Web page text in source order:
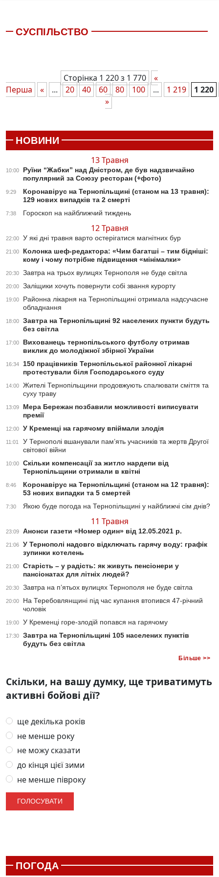
СУСПІЛЬСТВО
Сторінка 1 220 з 1 770
«
Перша
« ... 20 40 60 80 100 ... 1 219
1 220
»
НОВИНИ
13 Травня
10:00
Руїни “Жабки” над Дністром, де був надзвичайно
популярний за Союзу ресторан (+фото)
9:29
Коронавірус на Тернопільщині (станом на 13 травня):
129 нових випадків та 2 смерті
7:38 Гороскоп на найближчий тиждень
12 Травня
22:00 У які дні травня варто остерігатися магнітних бур
21:00
Колонка шеф-редактора: «Чим багатші – тим бідніші:
кому і чому потрібне підвищення «мінімалки»
20:30 Завтра на трьох вулицях Тернополя не буде світла
20:00 Заліщики хочуть повернути собі звання курорту
19:00
Районна лікарня на Тернопільщині отримала надсучасне
обладнання
18:00
Завтра на Тернопільщині 92 населених пункти будуть
без світла
17:00
Вихованець тернопільського футболу отримав
виклик до молодіжної збірної України
16:34
150 працівників Тернопільської районної лікарні
протестували біля Господарського суду
14:00
Жителі Тернопільщини продовжують спалювати сміття та
суху траву
13:09
Мера Бережан позбавили можливості виписувати
премії
12:00 У Кременці на гарячому впіймали злодія
11:01
У Тернополі вшанували пам’ять учасників та жертв Другої
світової війни
10:00
Скільки компенсації за житло нардепи від
Тернопільщини отримали в квітні
8:46
Коронавірус на Тернопільщині (станом на 12 травня):
53 нових випадки та 5 смертей
7:30 Якою буде погода на Тернопільщині у найближчі сім днів?
11 Травня
23:09 Анонси газети «Номер один» від 12.05.2021 р.
21:06
У Тернополі надовго відключать гарячу воду: графік
зупинки котелень
21:00
Старість – у радість: як живуть пенсіонери у
пансіонатах для літніх людей?
20:30 Завтра на п’ятьох вулицях Тернополя не буде світла
20:00
На Теребовлянщині під час купання втопився 47-річний
чоловік
19:00 У Кременці горе-злодій попався на гарячому
17:30
Завтра на Тернопільщині 105 населених пунктів
будуть без світла
Більше >>
Скільки, на вашу думку, ще триватимуть
активні бойові дії?
ще декілька років
не менше року
не можу сказати
до кінця цієї зими
не менше півроку
ПОГОДА